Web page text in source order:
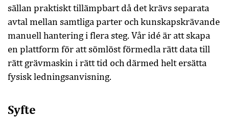
sällan praktiskt tillämpbart då det krävs separata
avtal mellan samtliga parter och kunskapskrävande
manuell hantering i flera steg. Vår idé är att skapa
en plattform för att sömlöst förmedla rätt data till
rätt grävmaskin i rätt tid och därmed helt ersätta
fysisk ledningsanvisning.
Syfte